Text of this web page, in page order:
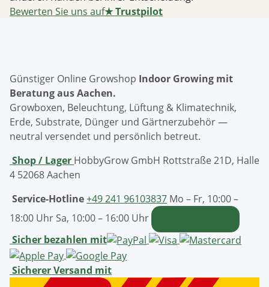
Bewerten Sie uns auf★Trustpilot
Günstiger Online Growshop Indoor Growing mit
Beratung aus Aachen.
Growboxen, Beleuchtung, Lüftung & Klimatechnik,
Erde, Substrate, Dünger und Gärtnerzubehör —
neutral versendet und persönlich betreut.
Shop / Lager HobbyGrow GmbH Rottstraße 21D, Halle
4 52068 Aachen
Service-Hotline+49 241 96103837 Mo – Fr, 10:00 –
18:00 Uhr Sa, 10:00 – 16:00 Uhr
Sicher bezahlen mit
Sicherer Versand mit